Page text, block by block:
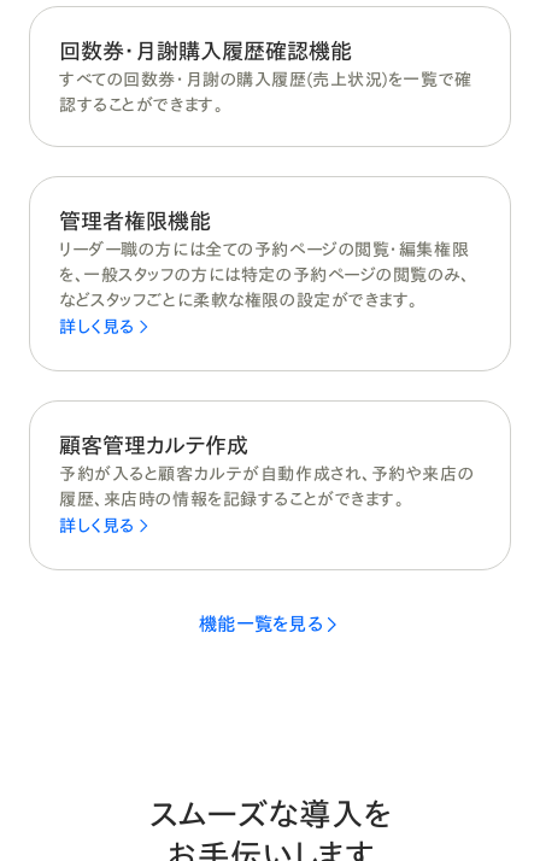
回数券・月謝購入履歴確認機能
すべての回数券・月謝の購入履歴(売上状況)を一覧で確
認することができます。
管理者権限機能
リーダー職の方には全ての予約ページの閲覧・編集権限
を、一般スタッフの方には特定の予約ページの閲覧のみ、
などスタッフごとに柔軟な権限の設定ができます。
詳しく見る
顧客管理カルテ作成
予約が入ると顧客カルテが自動作成され、予約や来店の
履歴、来店時の情報を記録することができます。
詳しく見る
機能一覧を見る
スムーズな導入を